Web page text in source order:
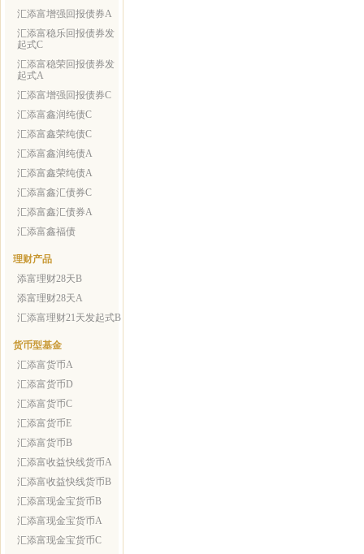
汇添富增强回报债券A
汇添富稳乐回报债券发
起式C
汇添富稳荣回报债券发
起式A
汇添富增强回报债券C
汇添富鑫润纯债C
汇添富鑫荣纯债C
汇添富鑫润纯债A
汇添富鑫荣纯债A
汇添富鑫汇债券C
汇添富鑫汇债券A
汇添富鑫福债
理财产品
添富理财28天B
添富理财28天A
汇添富理财21天发起式B
货币型基金
汇添富货币A
汇添富货币D
汇添富货币C
汇添富货币E
汇添富货币B
汇添富收益快线货币A
汇添富收益快线货币B
汇添富现金宝货币B
汇添富现金宝货币A
汇添富现金宝货币C